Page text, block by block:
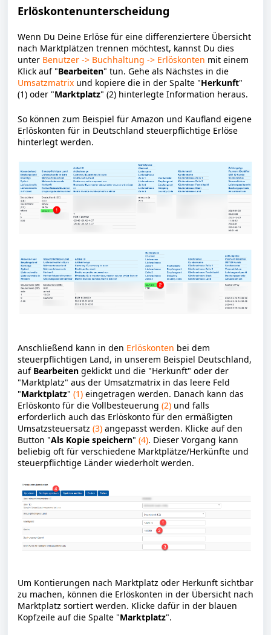
Erlöskontenunterscheidung
Wenn Du Deine Erlöse für eine differenziertere Übersicht
nach Marktplätzen trennen möchtest, kannst Du dies
unter Benutzer -> Buchhaltung -> Erlöskonten mit einem
Klick auf "Bearbeiten" tun. Gehe als Nächstes in die
Umsatzmatrix und kopiere die in der Spalte "Herkunft"
(1) oder "Marktplatz" (2) hinterlegte Information heraus.
So können zum Beispiel für Amazon und Kaufland eigene
Erlöskonten für in Deutschland steuerpflichtige Erlöse
hinterlegt werden.
Anschließend kann in den Erlöskonten bei dem
steuerpflichtigen Land, in unserem Beispiel Deutschland,
aufBearbeiten geklickt und die "Herkunft" oder der
"Marktplatz" aus der Umsatzmatrix in das leere Feld
"Marktplatz" (1) eingetragen werden. Danach kann das
Erlöskonto für die Vollbesteuerung (2) und falls
erforderlich auch das Erlöskonto für den ermäßigten
Umsatzsteuersatz (3) angepasst werden. Klicke auf den
Button "Als Kopie speichern" (4). Dieser Vorgang kann
beliebig oft für verschiedene Marktplätze/Herkünfte und
steuerpflichtige Länder wiederholt werden.
Um Kontierungen nach Marktplatz oder Herkunft sichtbar
zu machen, können die Erlöskonten in der Übersicht nach
Marktplatz sortiert werden. Klicke dafür in der blauen
Kopfzeile auf die Spalte "Marktplatz".